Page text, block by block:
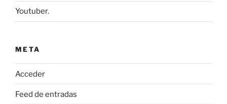
Youtuber.
META
Acceder
Feed de entradas